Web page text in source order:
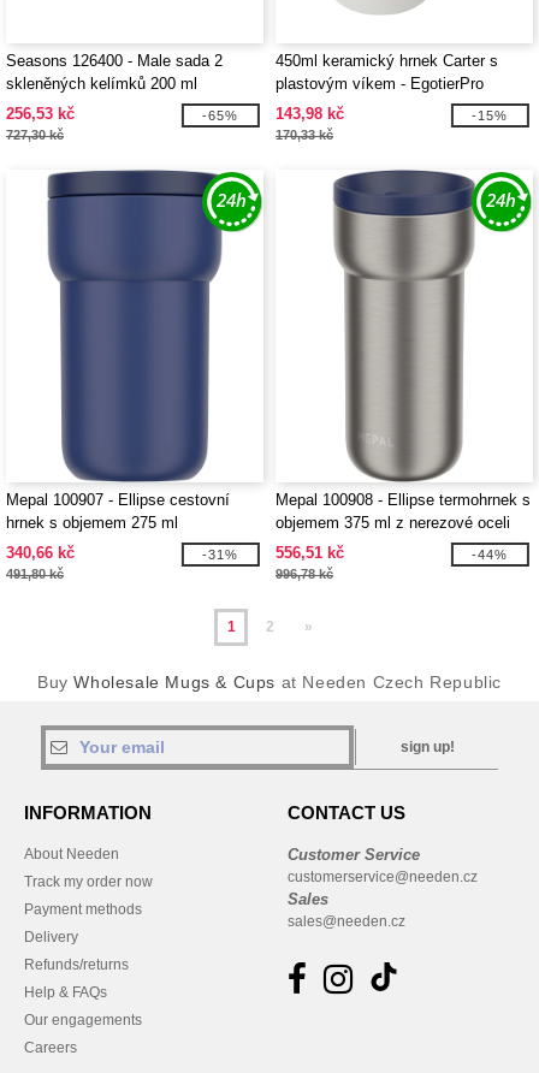
Seasons 126400 - Male sada 2
skleněných kelímků 200 ml
256,53 kč
727,30 kč
-65%
450ml keramický hrnek Carter s
plastovým víkem - EgotierPro
100896
143,98 kč
170,33 kč
-15%
Mepal 100907 - Ellipse cestovní
hrnek s objemem 275 ml
340,66 kč
491,80 kč
-31%
Mepal 100908 - Ellipse termohrnek s
objemem 375 ml z nerezové oceli
556,51 kč
996,78 kč
-44%
1 2 »
BuyWholesale Mugs & Cups at Needen Czech Republic
sign up!
INFORMATION
About Needen
Track my order now
Payment methods
Delivery
Refunds/returns
Help & FAQs
Our engagements
Careers
CONTACT US
Customer Service
customerservice@needen.cz
Sales
sales@needen.cz